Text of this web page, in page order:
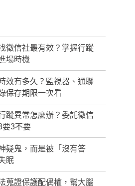
徵信社最有效？掌握行蹤
場時機
效有多久？監視器、通聯
保存期限一次看
蹤異常怎麼辦？委託徵信
要3不要
疑鬼，而是被「沒有答
眠
蒐證保護配偶權，幫大腦